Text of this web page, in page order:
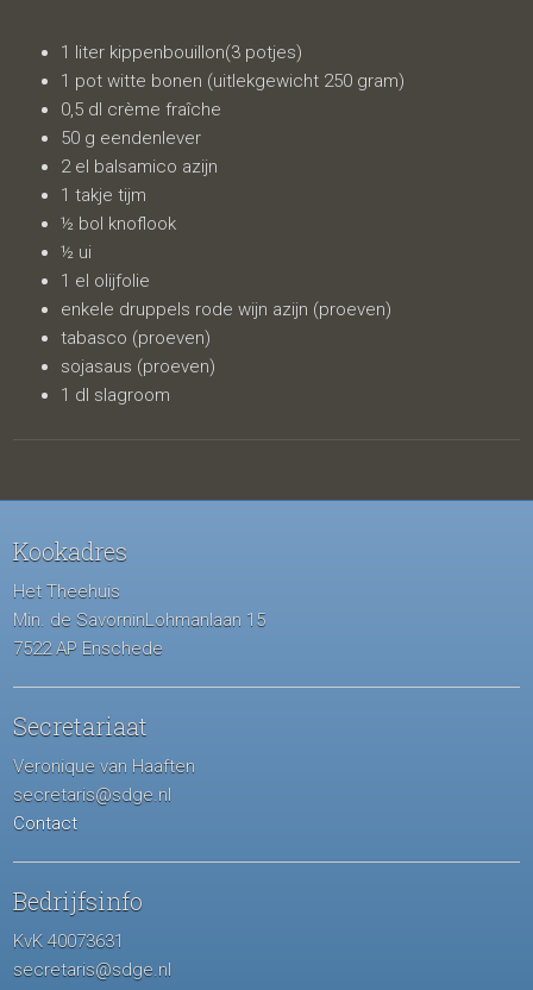
1 liter kippenbouillon(3 potjes)
1 pot witte bonen (uitlekgewicht 250 gram)
0,5 dl crème fraîche
50 g eendenlever
2 el balsamico azijn
1 takje tijm
½ bol knoflook
½ ui
1 el olijfolie
enkele druppels rode wijn azijn (proeven)
tabasco (proeven)
sojasaus (proeven)
1 dl slagroom
Kookadres
Het Theehuis
Min. de SavorninLohmanlaan 15
7522 AP Enschede
Secretariaat
Veronique van Haaften
secretaris@sdge.nl
Contact
Bedrijfsinfo
KvK 40073631
secretaris@sdge.nl